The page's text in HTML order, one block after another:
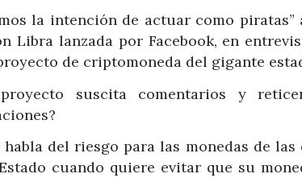
la intención de actuar como
Libra lanzada por Facebook, en
de criptomoneda del gigante
suscita comentarios y
habla del riesgo para las monedas de
cuando quiere evitar que su